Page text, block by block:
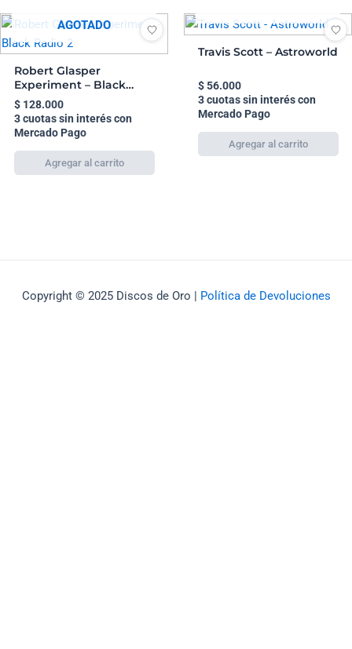
AGOTADO
Robert Glasper
Experiment – Black
Radio 2
$128.000
3 cuotas sin interés con
Mercado Pago
Travis Scott – Astroworld
$56.000
3 cuotas sin interés con
Mercado Pago
Copyright © 2025 Discos de Oro | Política de Devoluciones